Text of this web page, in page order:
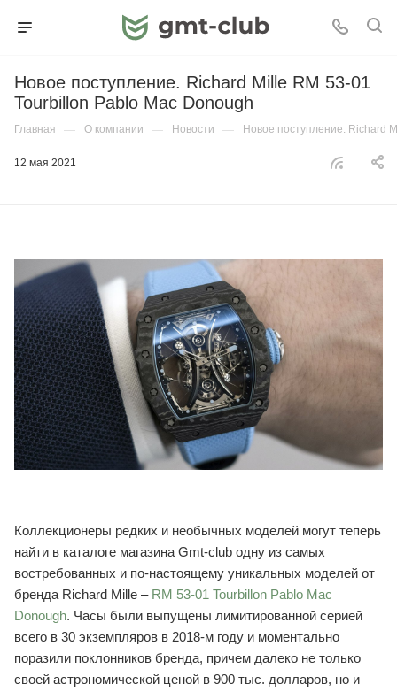
Новое поступление. Richard Mille RM 53-01
Tourbillon Pablo Mac Donough
Главная — О компании — Новости — Новое поступление. Richard
12 мая 2021
Коллекционеры редких и необычных моделей могут теперь
найти в каталоге магазина Gmt-club одну из самых
востребованных и по-настоящему уникальных моделей от
бренда Richard Mille – RM 53-01 Tourbillon Pablo Mac
Donough. Часы были выпущены лимитированной серией
всего в 30 экземпляров в 2018-м году и моментально
поразили поклонников бренда, причем далеко не только
своей астрономической ценой в 900 тыс. долларов, но и